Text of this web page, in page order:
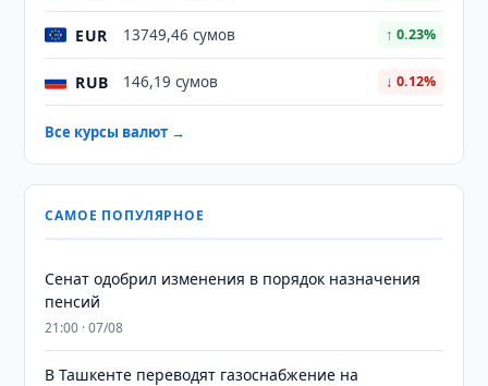
EUR 13749,46 сумов ↑ 0.23%
RUB 146,19 сумов ↓ 0.12%
Все курсы валют →
САМОЕ ПОПУЛЯРНОЕ
Сенат одобрил изменения в порядок назначения
пенсий
21:00 · 07/08
В Ташкенте переводят газоснабжение на